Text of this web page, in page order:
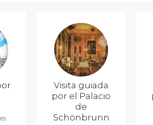
Visita guiada
por el Palacio
de
Schönbrunn